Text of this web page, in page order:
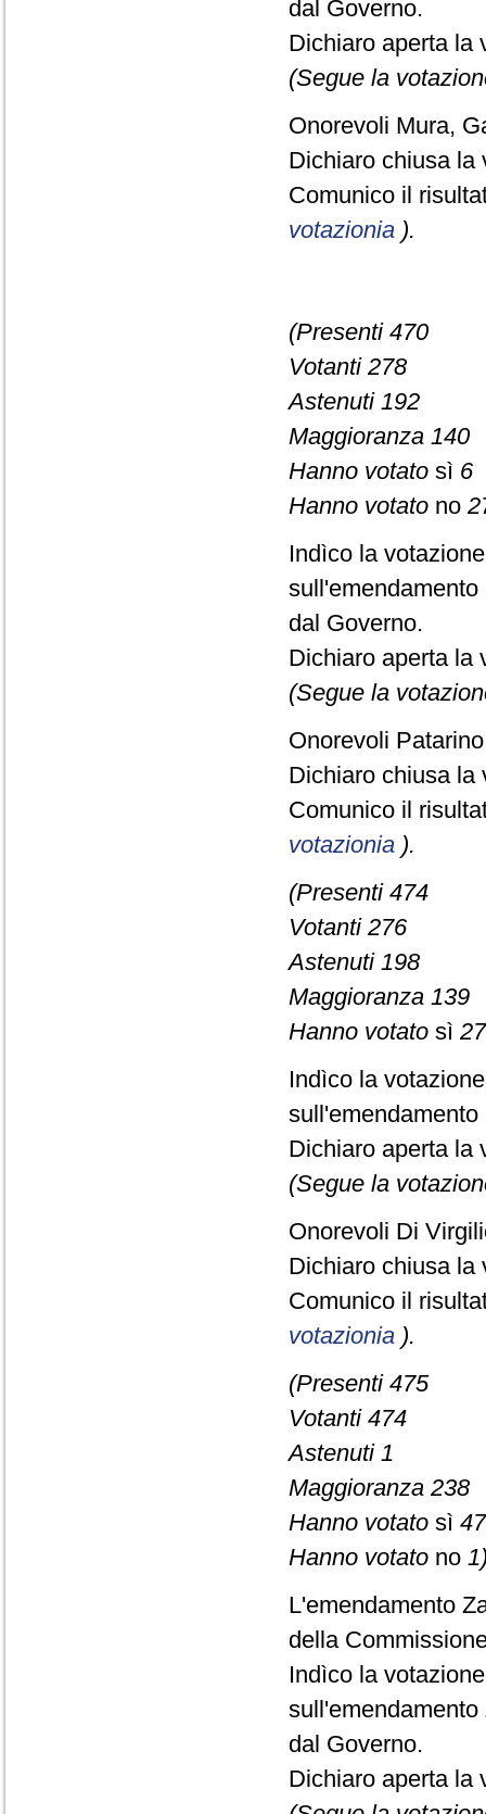
dal Governo.
Dichiaro aperta la
(Segue la
Onorevoli Mura,
Dichiaro chiusa la
Comunico il
votazionia ).
(Presenti 470
Votanti 278
Astenuti 192
Maggioranza 140
Hanno votato sì 6
Hanno votato no
Indìco la
dal Governo.
Dichiaro aperta la
(Segue la
Onorevoli
Dichiaro chiusa la
Comunico il
votazionia ).
(Presenti 474
Votanti 276
Astenuti 198
Maggioranza 139
Hanno votato sì
Indìco la
Dichiaro aperta la
(Segue la
Onorevoli Di
Dichiaro chiusa la
Comunico il
votazionia ).
(Presenti 475
Votanti 474
Astenuti 1
Maggioranza 238
Hanno votato sì
Hanno votato no
L'emendamento
della
Indìco la
dal Governo.
Dichiaro aperta la